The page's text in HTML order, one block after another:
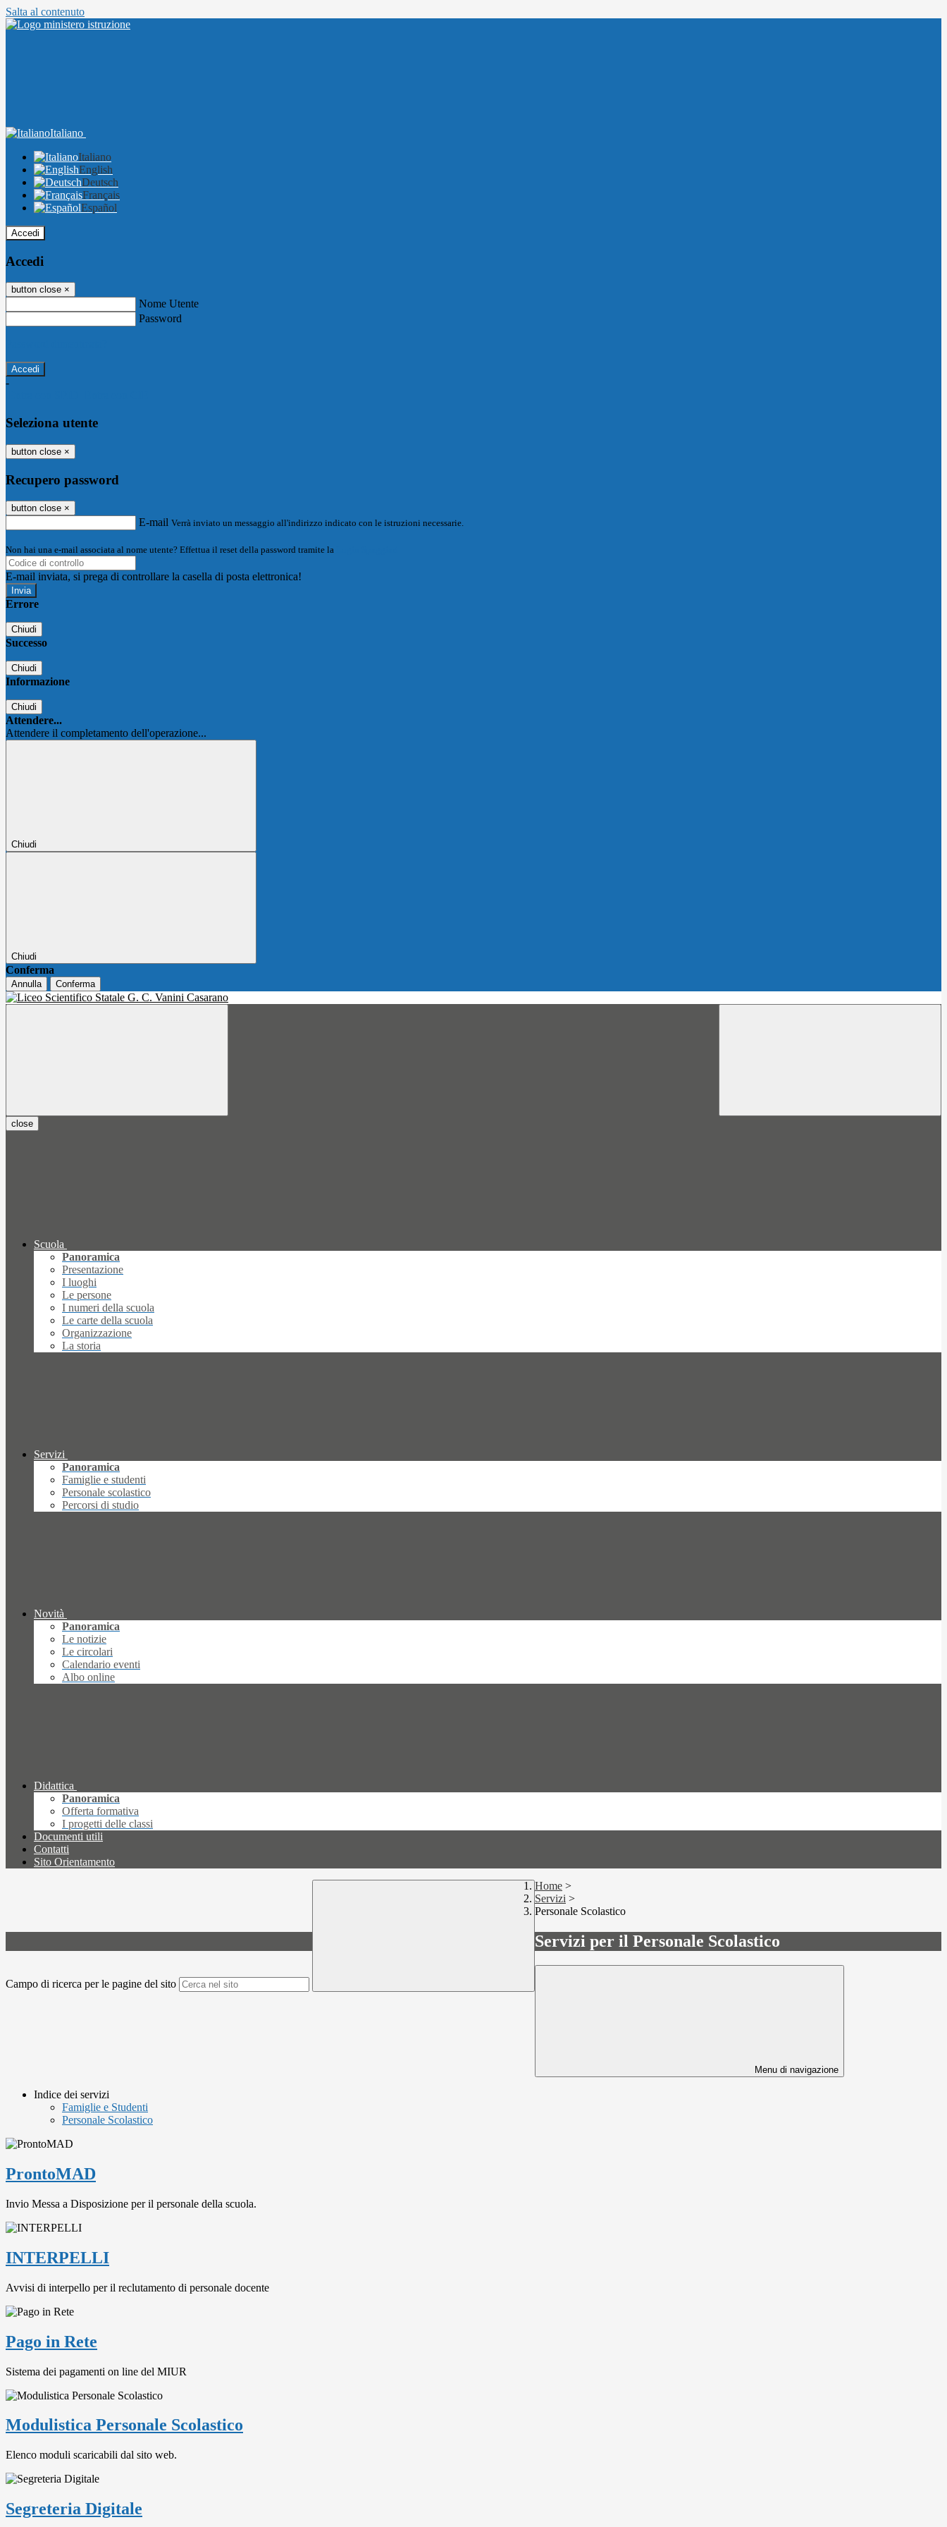
Salta al contenuto
Italiano
Italiano
English
Deutsch
Français
Español
Accedi
Accedi
button close ×
Nome Utente
Password
-
Seleziona utente
button close ×
Recupero password
button close ×
E-mail Verrà inviato un messaggio all'indirizzo indicato con le istruzioni necessarie.
Non hai una e-mail associata al nome utente? Effettua il reset della password tramite la
E-mail inviata, si prega di controllare la casella di posta elettronica!
Errore
Chiudi
Successo
Chiudi
Informazione
Chiudi
Attendere...
Attendere il completamento dell'operazione...
Chiudi
Chiudi
Conferma
Annulla Conferma
close
Scuola
Panoramica
Presentazione
I luoghi
Le persone
I numeri della scuola
Le carte della scuola
Organizzazione
La storia
Servizi
Panoramica
Famiglie e studenti
Personale scolastico
Percorsi di studio
Novità
Panoramica
Le notizie
Le circolari
Calendario eventi
Albo online
Didattica
Panoramica
Offerta formativa
I progetti delle classi
Documenti utili
Contatti
Sito Orientamento
Campo di ricerca per le pagine del sito
Home >
Servizi >
Personale Scolastico
Servizi per il Personale Scolastico
Menu di navigazione
Indice dei servizi
Famiglie e Studenti
Personale Scolastico
ProntoMAD
Invio Messa a Disposizione per il personale della scuola.
INTERPELLI
Avvisi di interpello per il reclutamento di personale docente
Pago in Rete
Sistema dei pagamenti on line del MIUR
Modulistica Personale Scolastico
Elenco moduli scaricabili dal sito web.
Segreteria Digitale